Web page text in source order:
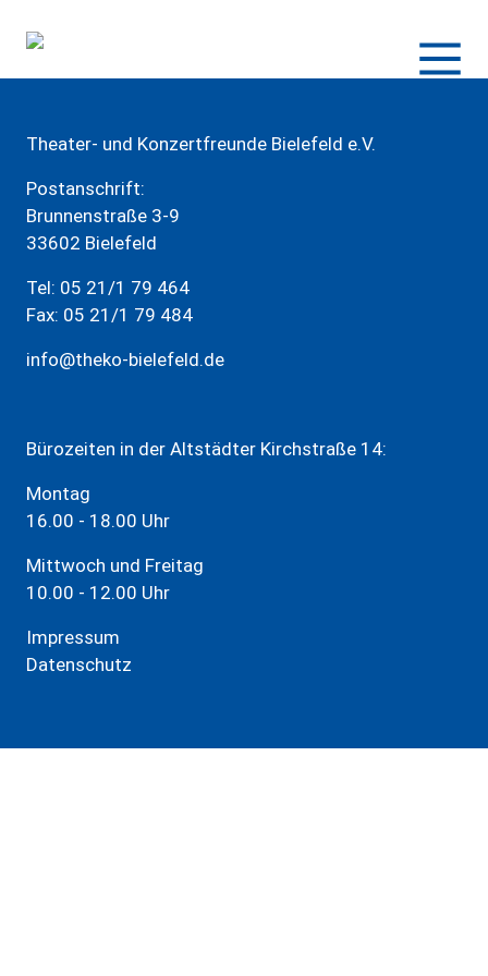
Inhalt
Theater- und Konzertfreunde Bielefeld e.V.
Postanschrift:
Brunnenstraße 3-9
33602 Bielefeld
Tel: 05 21/1 79 464
Fax: 05 21/1 79 484
info@theko-bielefeld.de
Bürozeiten in der Altstädter Kirchstraße 14:
Montag
16.00 - 18.00 Uhr
Mittwoch und Freitag
10.00 - 12.00 Uhr
Impressum
Datenschutz